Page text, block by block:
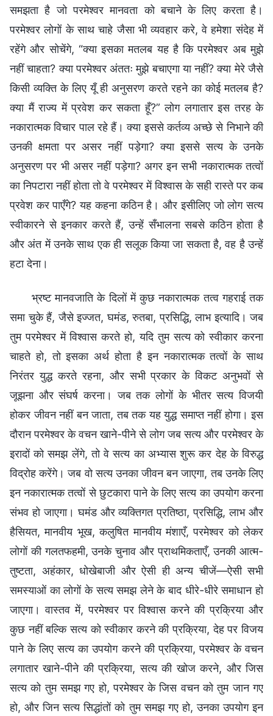
समझता है जो परमेश्वर मानवता को बचाने के लिए करता है।
परमेश्वर लोगों के साथ चाहे जैसा भी व्यवहार करे, वे हमेशा संदेह में
रहेंगे और सोचेंगे, “क्या इसका मतलब यह है कि परमेश्वर अब मुझे
नहीं चाहता? क्या परमेश्वर अंततः मुझे बचाएगा या नहीं? क्या मेरे जैसे
किसी व्यक्ति के लिए यूँ ही अनुसरण करते रहने का कोई मतलब है?
क्या मैं राज्य में प्रवेश कर सकता हूँ?” लोग लगातार इस तरह के
नकारात्मक विचार पाल रहे हैं। क्या इससे कर्तव्य अच्छे से निभाने की
उनकी क्षमता पर असर नहीं पड़ेगा? क्या इससे सत्य के उनके
अनुसरण पर भी असर नहीं पड़ेगा? अगर इन सभी नकारात्मक तत्वों
का निपटारा नहीं होता तो वे परमेश्वर में विश्वास के सही रास्ते पर कब
प्रवेश कर पाएँगे? यह कहना कठिन है। और इसीलिए जो लोग सत्य
स्वीकारने से इनकार करते हैं, उन्हें सँभालना सबसे कठिन होता है
और अंत में उनके साथ एक ही सलूक किया जा सकता है, वह है उन्हें
हटा देना।
भ्रष्ट मानवजाति के दिलों में कुछ नकारात्मक तत्व गहराई तक
समा चुके हैं, जैसे इज्जत, घमंड, रुतबा, प्रसिद्धि, लाभ इत्यादि। जब
तुम परमेश्वर में विश्वास करते हो, यदि तुम सत्य को स्वीकार करना
चाहते हो, तो इसका अर्थ होता है इन नकारात्मक तत्वों के साथ
निरंतर युद्ध करते रहना, और सभी प्रकार के विकट अनुभवों से
जूझना और संघर्ष करना। जब तक लोगों के भीतर सत्य विजयी
होकर जीवन नहीं बन जाता, तब तक यह युद्ध समाप्त नहीं होगा। इस
दौरान परमेश्वर के वचन खाने-पीने से लोग जब सत्य और परमेश्वर के
इरादों को समझ लेंगे, तो वे सत्य का अभ्यास शुरू कर देह के विरुद्ध
विद्रोह करेंगे। जब वो सत्य उनका जीवन बन जाएगा, तब उनके लिए
इन नकारात्मक तत्वों से छुटकारा पाने के लिए सत्य का उपयोग करना
संभव हो जाएगा। घमंड और व्यक्तिगत प्रतिष्ठा, प्रसिद्धि, लाभ और
हैसियत, मानवीय भूख, कलुषित मानवीय मंशाएँ, परमेश्वर को लेकर
लोगों की गलतफहमी, उनके चुनाव और प्राथमिकताएँ, उनकी आत्म-
तुष्टता, अहंकार, धोखेबाजी और ऐसी ही अन्य चीजें—ऐसी सभी
समस्याओं का लोगों के सत्य समझ लेने के बाद धीरे-धीरे समाधान हो
जाएगा। वास्तव में, परमेश्वर पर विश्वास करने की प्रक्रिया और
कुछ नहीं बल्कि सत्य को स्वीकार करने की प्रक्रिया, देह पर विजय
पाने के लिए सत्य का उपयोग करने की प्रक्रिया, परमेश्वर के वचन
लगातार खाने-पीने की प्रक्रिया, सत्य की खोज करने, और जिस
सत्य को तुम समझ गए हो, परमेश्वर के जिस वचन को तुम जान गए
हो, और जिन सत्य सिद्धांतों को तुम समझ गए हो, उनका उपयोग इन